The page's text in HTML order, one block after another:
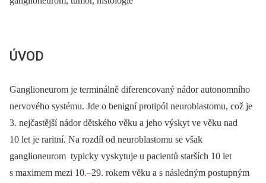
ÚVOD
Ganglioneurom je terminálně diferencovaný nádor autonomního
nervového systému. Jde o benigní protipól neuroblastomu, což je
3. nejčastější nádor dětského věku a jeho výskyt ve věku nad
10 let je raritní. Na rozdíl od neuroblastomu se však
ganglioneurom typicky vyskytuje u pacientů starších 10 let
s maximem mezi 10.–29. rokem věku a s následným postupným